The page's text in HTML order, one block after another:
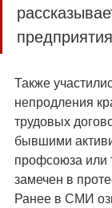
Также
непродления
трудовых
бывшими
профсоюза или
замечен в
Ранее в СМИ